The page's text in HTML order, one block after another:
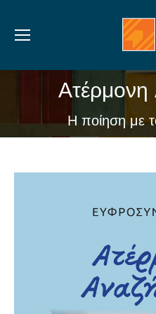
Ατέρμονη
Η ποίηση με
You